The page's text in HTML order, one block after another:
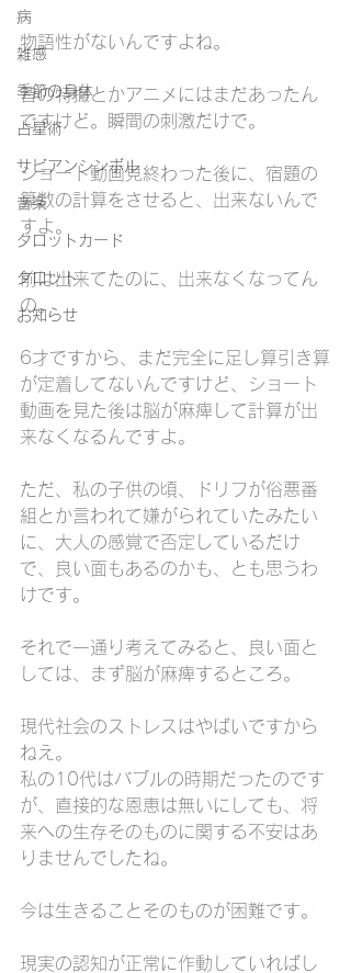
病
雑感
季節の身体
占星術
サビアンシンボル
音楽
タロットカード
タロット
お知らせ
物語性がないんですよね。
昔の特撮とかアニメにはまだあったん
ですけど。瞬間の刺激だけで。
ショート動画見終わった後に、宿題の
算数の計算をさせると、出来ないんで
すよ。
前は出来てたのに、出来なくなってん
の。
6才ですから、まだ完全に足し算引き算
が定着してないんですけど、ショート
動画を見た後は脳が麻痺して計算が出
来なくなるんですよ。
ただ、私の子供の頃、ドリフが俗悪番
組とか言われて嫌がられていたみたい
に、大人の感覚で否定しているだけ
で、良い面もあるのかも、とも思うわ
けです。
それで一通り考えてみると、良い面と
しては、まず脳が麻痺するところ。
現代社会のストレスはやばいですから
ねえ。
私の10代はバブルの時期だったのです
が、直接的な恩恵は無いにしても、将
来への生存そのものに関する不安はあ
りませんでしたね。
今は生きることそのものが困難です。
現実の認知が正常に作動していればし